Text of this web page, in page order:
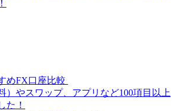
めFX口座比較
）やスワップ、アプリなど100項目以上
た！